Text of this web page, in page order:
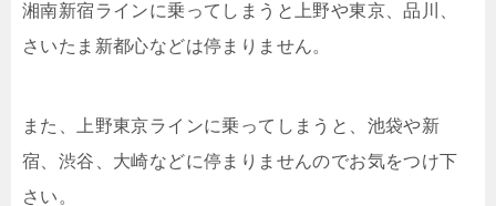
湘南新宿ラインに乗ってしまうと上野や東京、品川、
さいたま新都心などは停まりません。
また、上野東京ラインに乗ってしまうと、池袋や新
宿、渋谷、大崎などに停まりませんのでお気をつけ下
さい。